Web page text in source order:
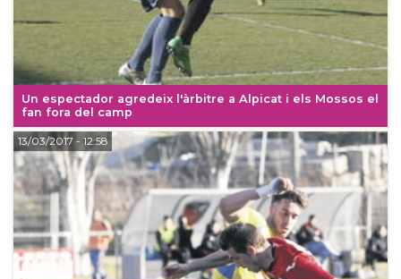
Un espectador agredeix l'àrbitre a Alpicat i els Mossos el
fan fora del camp
13/03/2017 - 12:58